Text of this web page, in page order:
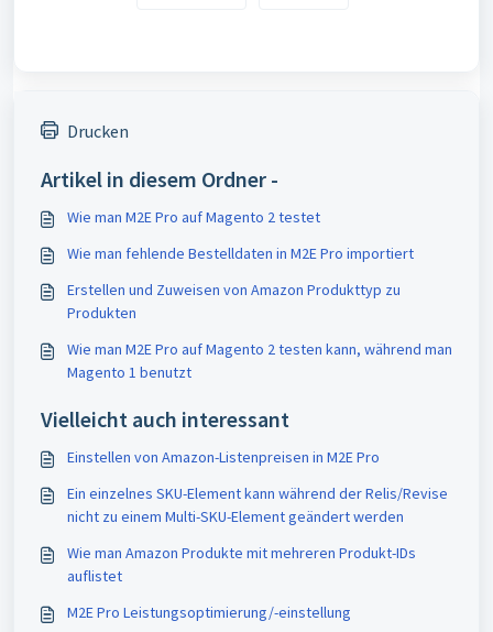
Drucken
Artikel in diesem Ordner -
Wie man M2E Pro auf Magento 2 testet
Wie man fehlende Bestelldaten in M2E Pro importiert
Erstellen und Zuweisen von Amazon Produkttyp zu
Produkten
Wie man M2E Pro auf Magento 2 testen kann, während man
Magento 1 benutzt
Vielleicht auch interessant
Einstellen von Amazon-Listenpreisen in M2E Pro
Ein einzelnes SKU-Element kann während der Relis/Revise
nicht zu einem Multi-SKU-Element geändert werden
Wie man Amazon Produkte mit mehreren Produkt-IDs
auflistet
M2E Pro Leistungsoptimierung/-einstellung